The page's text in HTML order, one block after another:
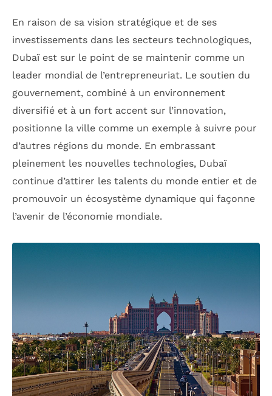
En raison de sa vision stratégique et de ses
investissements dans les secteurs technologiques,
Dubaï est sur le point de se maintenir comme un
leader mondial de l’entrepreneuriat. Le soutien du
gouvernement, combiné à un environnement
diversifié et à un fort accent sur l’innovation,
positionne la ville comme un exemple à suivre pour
d’autres régions du monde. En embrassant
pleinement les nouvelles technologies, Dubaï
continue d’attirer les talents du monde entier et de
promouvoir un écosystème dynamique qui façonne
l’avenir de l’économie mondiale.